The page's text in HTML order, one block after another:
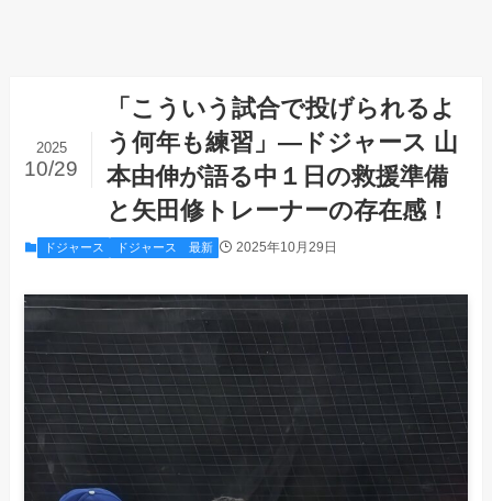
「こういう試合で投げられるよ
う何年も練習」—ドジャース 山
本由伸が語る中１日の救援準備
と矢田修トレーナーの存在感！
2025
10/29
ドジャース ドジャース 最新 2025年10月29日